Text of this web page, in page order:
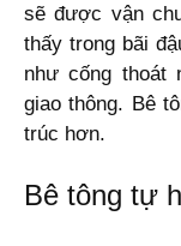
sẽ được vận
thấy trong bãi
như cống thoát
giao thông. Bê
trúc hơn.
Bê tông tự